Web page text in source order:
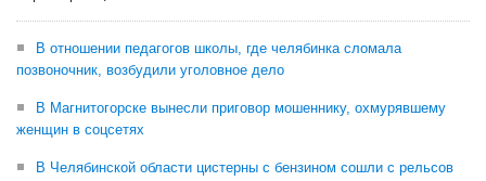
В отношении педагогов школы, где челябинка сломала
позвоночник, возбудили уголовное дело
В Магнитогорске вынесли приговор мошеннику, охмурявшему
женщин в соцсетях
В Челябинской области цистерны с бензином сошли с рельсов